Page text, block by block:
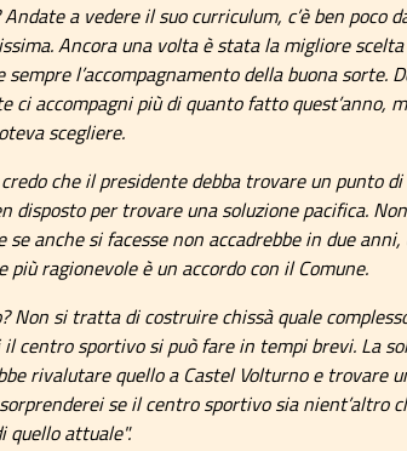
a vedere il suo curriculum, c’è ben poco
Ancora una volta è stata la migliore
l’accompagnamento della buona sorte.
ci accompagni più di quanto fatto quest’anno,
scegliere.
che il presidente debba trovare un punto
disposto per trovare una soluzione pacifica.
se anche si facesse non accadrebbe in due
più ragionevole è un accordo con il Comune.
Non si tratta di costruire chissà quale
centro sportivo si può fare in tempi brevi. La
rivalutare quello a Castel Volturno e trovare
se il centro sportivo sia nient’altro
quello attuale".